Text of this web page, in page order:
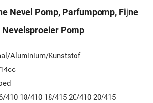
Nevel Pomp, Parfumpomp, Fijne
Nevelsproeier Pomp
Aluminium/Kunststof
410 18/410 18/415 20/410 20/415